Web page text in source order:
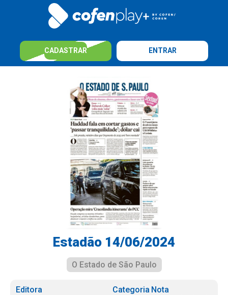
CADASTRAR ENTRAR
Estadão 14/06/2024
O Estado de São Paulo
Editora
Categoria Nota